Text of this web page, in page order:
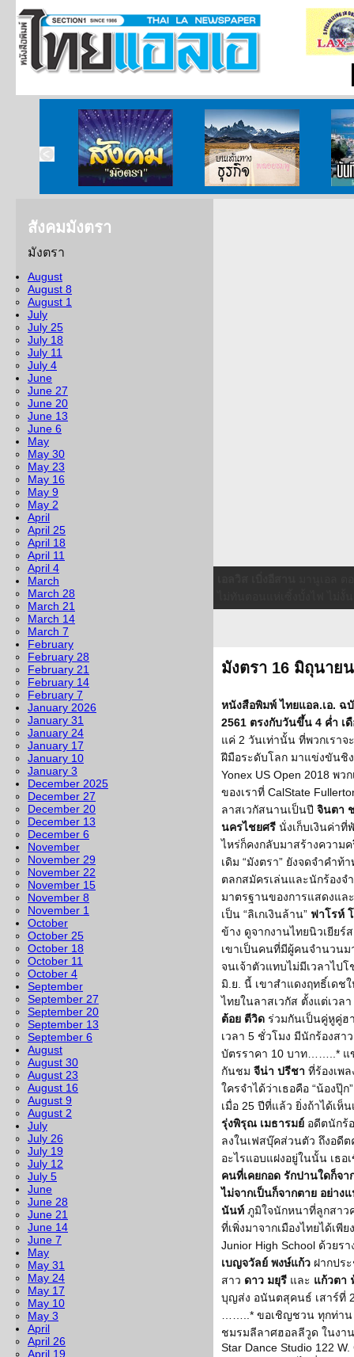
สังคมมังตรา บนเส้นทางธุรกิจ บั
สังคมมังตรา
มังตรา
August
August 8
August 1
July
July 25
July 18
July 11
July 4
June
June 27
June 20
June 13
June 6
May
May 30
May 23
May 16
May 9
May 2
April
April 25
April 18
April 11
April 4
March
March 28
March 21
March 14
March 7
February
February 28
February 21
February 14
February 7
January 2026
January 31
January 24
January 17
January 10
January 3
December 2025
December 27
December 20
December 13
December 6
November
November 29
November 22
November 15
November 8
November 1
October
October 25
October 18
October 11
October 4
September
September 27
September 20
September 13
September 6
August
August 30
August 23
August 16
August 9
August 2
July
July 26
July 19
July 12
July 5
June
June 28
June 21
June 14
June 7
May
May 31
May 24
May 17
May 10
May 3
April
April 26
April 19
มังตรา 16 มิถุนาย
หนังสือพิมพ์ ไทยแอล.เอ. ฉ
2561 ตรงกับวันขึ้น 4 ค่ำ เ
แค่ 2 วันเท่านั้น ที่พวกเรา
ฝีมือระดับโลก มาแข่งขันชิ
Yonex US Open 2018 พว
ของเราที่ CalState
ลาสเวกัสนานเป็นปี จินตา
นครไชยศรี นั่งเก็บเงินค่าที่
ไหร่ก็คงกลับมาสร้างความ
เดิม “มังตรา” ยังจดจำคำ
ตลกสมัครเล่นและนักร้องจ
มาตรฐานของการแสดงแล
เป็น “ลิเกเงินล้าน” ฟาโรห์
ข้าง ดูจากงานไทยนิวเยียร์
เขาเป็นคนที่มีผู้คนจำนวนม
จนเจ้าตัวแทบไม่มีเวลาไป
มิ.ย. นี้ เขาสำแดงฤทธิ์เดช
ไทยในลาสเวกัส ตั้งแต่เวล
ต้อย ตีวิด ร่วมกันเป็นคู่หูคู่ฮ
เวลา 5 ชั่วโมง มีนักร้องส
บัตรราคา 10 บาท……..* แ
กันชม จีน่า ปรีชา ที่ร้องเพ
ใครจำได้ว่าเธอคือ “น้องปุ๊
เมื่อ 25 ปีที่แล้ว ยิ่งถ้าได้เ
รุ่งพิรุณ เมธารมย์ อดีตนักร้
ลงในเฟสบุ๊คส่วนตัว ถึงอดี
อะไรแอบแฝงอยู่ในนั้น เธอ
คนที่เคยกอด รักปานใดก็จ
ไม่จากเป็นก็จากตาย อย่าง
นันท์ ภูมิใจนักหนาที่ลูกสาว
ที่เพิ่งมาจากเมืองไทยได้เพี
Junior High School ด้วยร
เบญจวัลย์ พงษ์แก้ว ฝากปร
สาว ดาว มยุรี และ แก้วตา
บุญส่ง อนันตสุคนธ์ เสาร์ที่
……..* ขอเชิญชวน ทุกท่า
ชมรมลีลาศฮอลลีวูด ในงา
Star Dance Studio 122